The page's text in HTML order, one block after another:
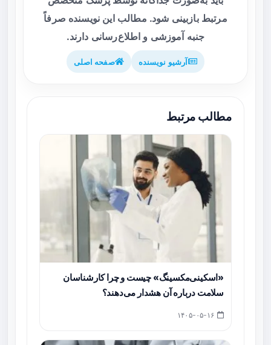
مرتبط بازبینی شود. مطالب این نویسنده صرفاً
جنبه آموزشی و اطلاع‌رسانی دارند.
آرشیو نویسنده صفحه اصلی
مطالب مرتبط
«اسکینی‌مکسینگ» چیست و چرا کارشناسان
سلامت درباره آن هشدار می‌دهند؟